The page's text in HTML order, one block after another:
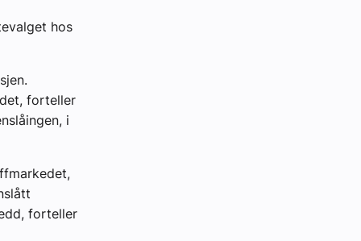
hos
forteller
i
forteller